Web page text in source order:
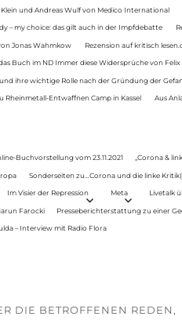
und Andreas Wulf von Medico International
– my choice: das gilt auch in der Impfdebatte
Jonas Wahmkow Rezension auf kritisch
Buch im ND Immer diese Widersprüche von
ihre wichtige Rolle nach der Gründung der
Rheinmetall-Entwaffnen Camp in Kassel Aus
Buchvorstellung vom 23.11.2021 „Corona &
Sonderseiten zu…Corona und die linke
Im Visier der Repression Meta Livetalk
Farocki Presseberichterstattung zu einer
– Interview mit Radio Flora
DIE BETROFFENEN REDEN,